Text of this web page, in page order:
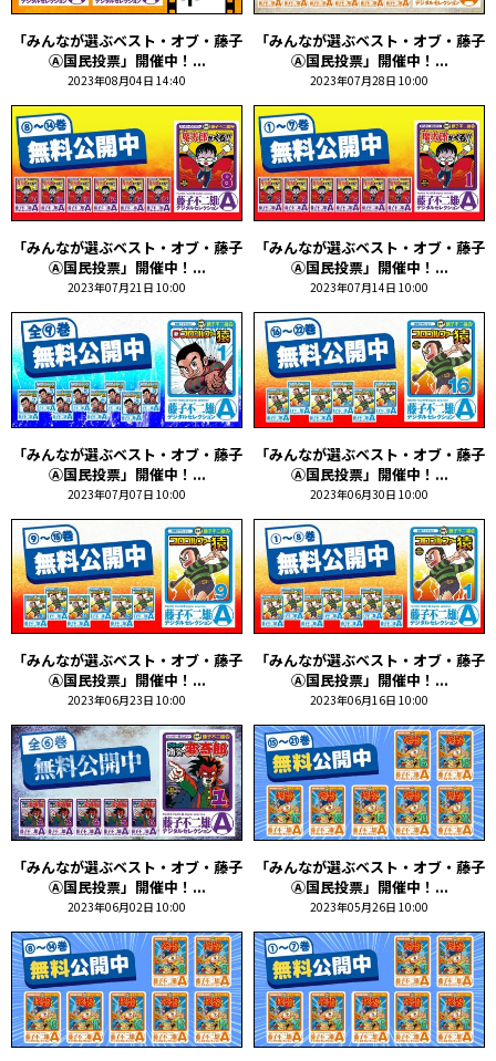
「みんなが選ぶベスト・オブ・藤子
Ⓐ国民投票」開催中！...
2023年08月04日 14:40
「みんなが選ぶベスト・オブ・藤子
Ⓐ国民投票」開催中！...
2023年07月28日 10:00
「みんなが選ぶベスト・オブ・藤子
Ⓐ国民投票」開催中！...
2023年07月21日 10:00
「みんなが選ぶベスト・オブ・藤子
Ⓐ国民投票」開催中！...
2023年07月14日 10:00
「みんなが選ぶベスト・オブ・藤子
Ⓐ国民投票」開催中！...
2023年07月07日 10:00
「みんなが選ぶベスト・オブ・藤子
Ⓐ国民投票」開催中！...
2023年06月30日 10:00
「みんなが選ぶベスト・オブ・藤子
Ⓐ国民投票」開催中！...
2023年06月23日 10:00
「みんなが選ぶベスト・オブ・藤子
Ⓐ国民投票」開催中！...
2023年06月16日 10:00
「みんなが選ぶベスト・オブ・藤子
Ⓐ国民投票」開催中！...
2023年06月02日 10:00
「みんなが選ぶベスト・オブ・藤子
Ⓐ国民投票」開催中！...
2023年05月26日 10:00